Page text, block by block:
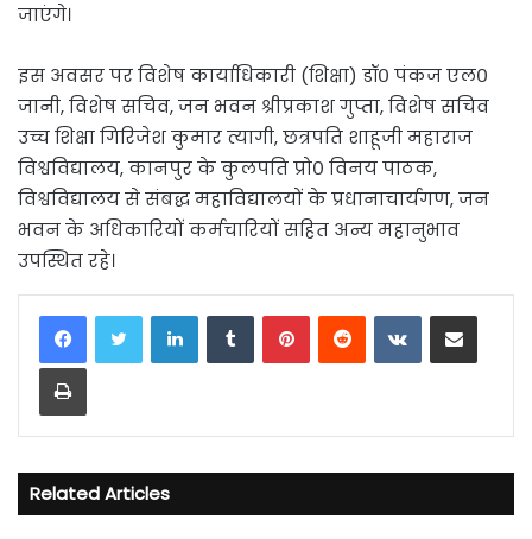
जाएंगे।
इस अवसर पर विशेष कार्याधिकारी (शिक्षा) डॉ० पंकज एल०
जानी, विशेष सचिव, जन भवन श्रीप्रकाश गुप्ता, विशेष सचिव
उच्च शिक्षा गिरिजेश कुमार त्यागी, छत्रपति शाहूजी महाराज
विश्वविद्यालय, कानपुर के कुलपति प्रो० विनय पाठक,
विश्वविद्यालय से संबद्ध महाविद्यालयों के प्रधानाचार्यगण, जन
भवन के अधिकारियों कर्मचारियों सहित अन्य महानुभाव
उपस्थित रहे।
LinkedInTumblrPinterestReddit VKontakteShare via Email
Print
Related Articles